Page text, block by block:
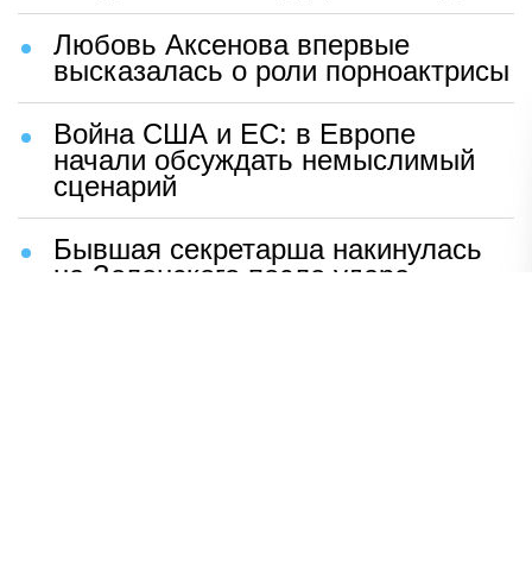
Любовь Аксенова впервые
высказалась о роли порноактрисы
Война США и ЕС: в Европе
начали обсуждать немыслимый
сценарий
Бывшая секретарша накинулась
на Зеленского после удара